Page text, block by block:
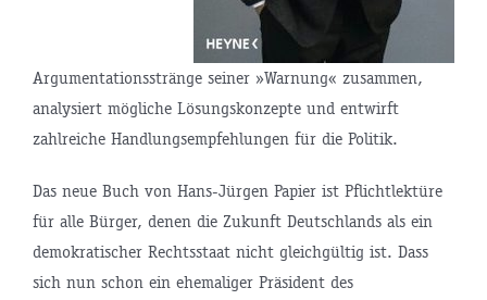
Argumentationsstränge seiner »Warnung« zusammen,
analysiert mögliche Lösungskonzepte und entwirft
zahlreiche Handlungsempfehlungen für die Politik.
Das neue Buch von Hans-Jürgen Papier ist Pflichtlektüre
für alle Bürger, denen die Zukunft Deutschlands als ein
demokratischer Rechtsstaat nicht gleichgültig ist. Dass
sich nun schon ein ehemaliger Präsident des